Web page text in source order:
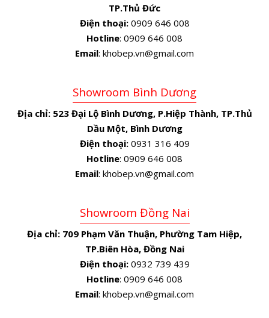
TP.Thủ Đức
Điện thoại:0909 646 008
Hotline: 0909 646 008
Email: khobep.vn@gmail.com
Showroom Bình Dương
Địa chỉ: 523 Đại Lộ Bình Dương, P.Hiệp Thành, TP.Thủ
Dầu Một, Bình Dương
Điện thoại:0931 316 409
Hotline: 0909 646 008
Email: khobep.vn@gmail.com
Showroom Đồng Nai
Địa chỉ: 709 Phạm Văn Thuận, Phường Tam Hiệp,
TP.Biên Hòa, Đồng Nai
Điện thoại:0932 739 439
Hotline: 0909 646 008
Email: khobep.vn@gmail.com